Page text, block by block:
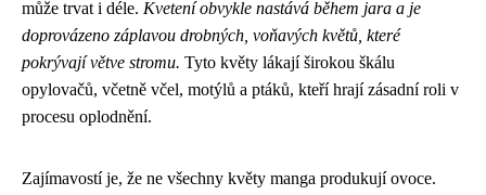
může trvat i déle. Kvetení obvykle nastává během jara a je
doprovázeno záplavou drobných, voňavých květů, které
pokrývají větve stromu. Tyto květy lákají širokou škálu
opylovačů, včetně včel, motýlů a ptáků, kteří hrají zásadní roli v
procesu oplodnění.
Zajímavostí je, že ne všechny květy manga produkují ovoce.